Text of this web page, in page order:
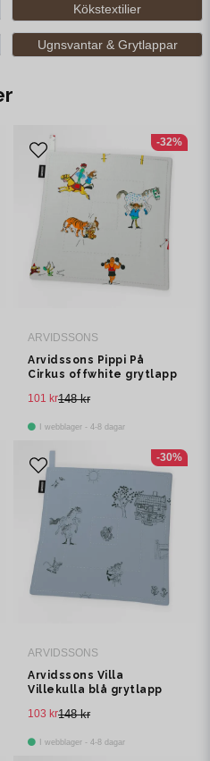
Kökstextilier
Ugnsvantar & Grytlappar
ARVIDSSONS
Arvidssons Pippi På
Cirkus offwhite grytlapp
148 kr
101 kr
I webblager - 4-8 dagar
-32%
ARVIDSSONS
Arvidssons Villa
Villekulla blå grytlapp
148 kr
103 kr
I webblager - 4-8 dagar
-30%